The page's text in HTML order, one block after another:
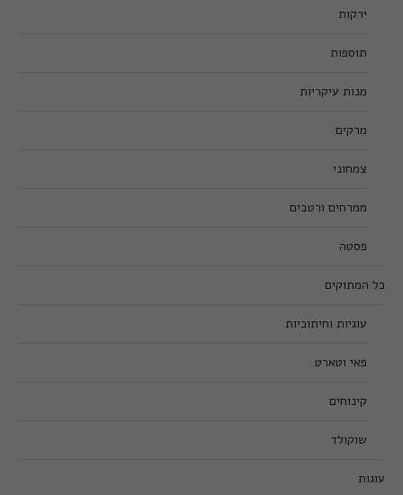
ירקות
תוספות
מנות עיקריות
מרקים
צמחוני
ממרחים ורטבים
פסטה
כל המתוקים
עוגיות וחיתוכיות
פאי וטארט
קינוחים
שוקולד
עוגות